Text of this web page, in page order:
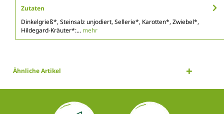
Zutaten
Dinkelgrieß*, Steinsalz unjodiert, Sellerie*, Karotten*, Zwiebel*,
Hildegard-Kräuter*:... mehr
Ähnliche Artikel